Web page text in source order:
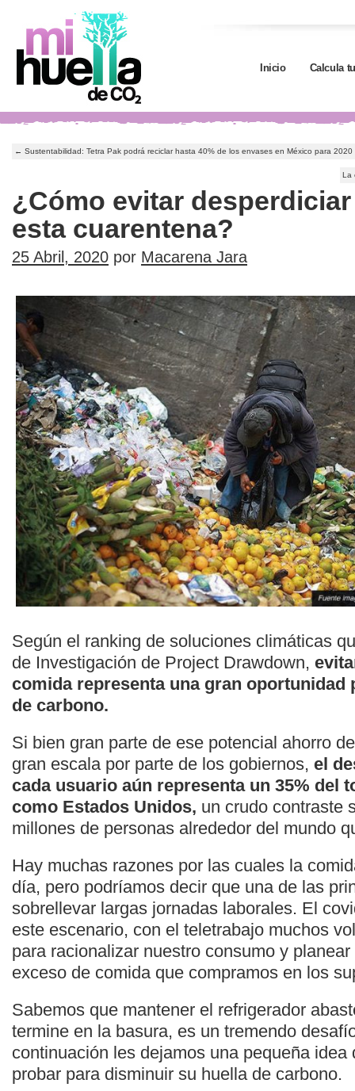
Inicio Calcula
← Sustentabilidad: Tetra Pak podrá reciclar hasta 40% de los envases en México para 2020
La
¿Cómo evitar
esta cuarentena?
25 Abril, 2020 por Macarena Jara
Según el ranking de soluciones climáticas
de Investigación de Project Drawdown,
comida representa una gran oportunidad
de carbono.
Si bien gran parte de ese potencial ahorro
gran escala por parte de los gobiernos, el
cada usuario aún representa un 35% del
como Estados Unidos, un crudo contraste
millones de personas alrededor del mundo
Hay muchas razones por las cuales la
día, pero podríamos decir que una de las
sobrellevar largas jornadas laborales. El
este escenario, con el teletrabajo muchos
para racionalizar nuestro consumo y
exceso de comida que compramos en los
Sabemos que mantener el refrigerador
termine en la basura, es un tremendo
continuación les dejamos una pequeña
probar para disminuir su huella de carbono.